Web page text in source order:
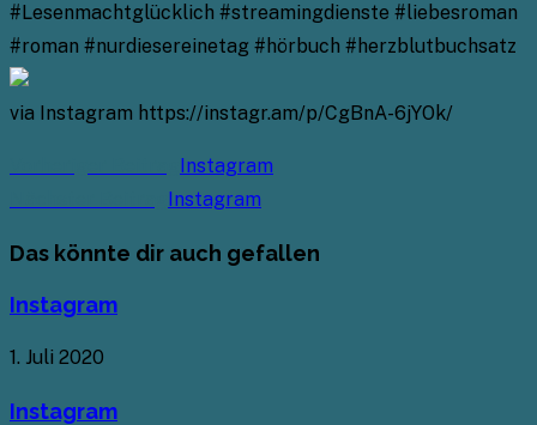
#Lesenmachtglücklich #streamingdienste #liebesroman
#roman #nurdiesereinetag #hörbuch #herzblutbuchsatz
via Instagram https://instagr.am/p/CgBnA-6jYOk/
Instagram
Instagram
Das könnte dir auch gefallen
Instagram
1. Juli 2020
Instagram